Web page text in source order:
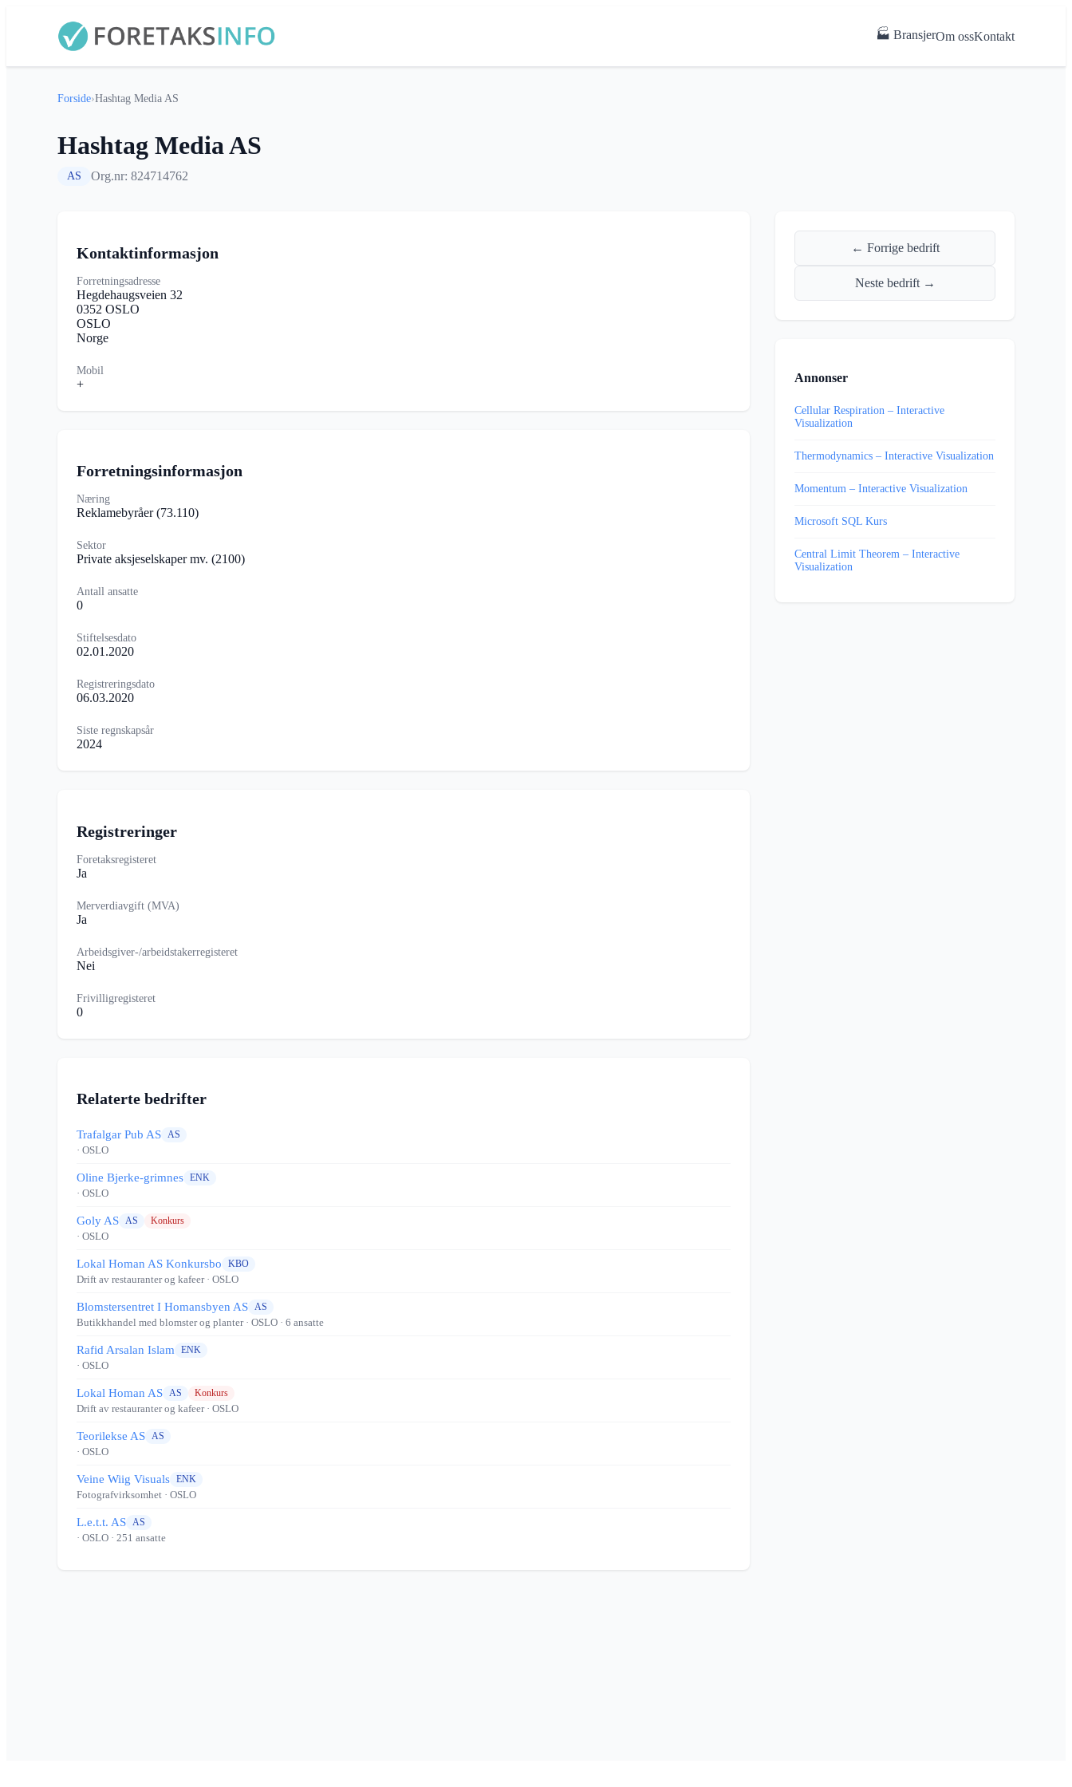
🏭 BransjerOm ossKontakt
Forside›Hashtag Media AS
Hashtag Media AS
AS Org.nr: 824714762
Kontaktinformasjon
Forretningsadresse
Hegdehaugsveien 32
0352 OSLO
OSLO
Norge
Mobil
+
Forretningsinformasjon
Næring
Reklamebyråer(73.110)
Sektor
Private aksjeselskaper mv. (2100)
Antall ansatte
0
Stiftelsesdato
02.01.2020
Registreringsdato
06.03.2020
Siste regnskapsår
2024
Registreringer
Foretaksregisteret
Ja
Merverdiavgift (MVA)
Ja
Arbeidsgiver-/arbeidstakerregisteret
Nei
Frivilligregisteret
0
Relaterte bedrifter
Trafalgar Pub AS AS
· OSLO
Oline Bjerke-grimnes ENK
· OSLO
Goly AS AS Konkurs
· OSLO
Lokal Homan AS Konkursbo KBO
Drift av restauranter og kafeer· OSLO
Blomstersentret I Homansbyen AS AS
Butikkhandel med blomster og planter· OSLO · 6 ansatte
Rafid Arsalan Islam ENK
· OSLO
Lokal Homan AS AS Konkurs
Drift av restauranter og kafeer· OSLO
Teorilekse AS AS
· OSLO
Veine Wiig Visuals ENK
Fotografvirksomhet · OSLO
L.e.t.t. AS AS
· OSLO · 251 ansatte
← Forrige bedrift
Neste bedrift →
Annonser
Cellular Respiration – Interactive
Visualization
Thermodynamics – Interactive Visualization
Momentum – Interactive Visualization
Microsoft SQL Kurs
Central Limit Theorem – Interactive
Visualization